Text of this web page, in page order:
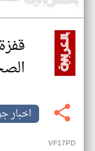
اخبار
VF17PD